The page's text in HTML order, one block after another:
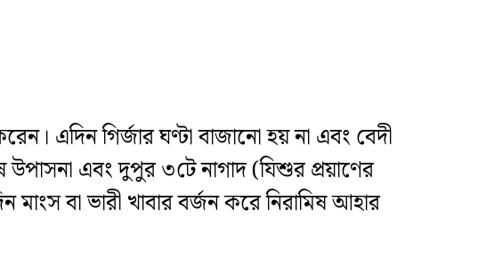
এদিন গির্জার ঘণ্টা বাজানো হয় না এবং বেদী
এবং দুপুর ৩টে নাগাদ (যিশুর প্রয়াণের
বা ভারী খাবার বর্জন করে নিরামিষ আহার